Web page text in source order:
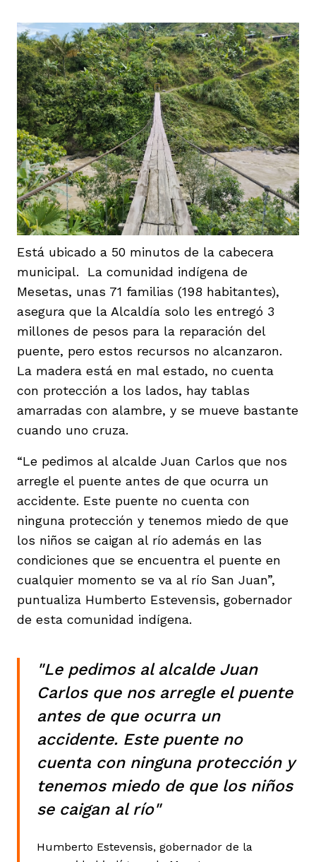
Está ubicado a 50 minutos de la cabecera
municipal. La comunidad indígena de
Mesetas, unas 71 familias (198 habitantes),
asegura que la Alcaldía solo les entregó 3
millones de pesos para la reparación del
puente, pero estos recursos no alcanzaron.
La madera está en mal estado, no cuenta
con protección a los lados, hay tablas
amarradas con alambre, y se mueve bastante
cuando uno cruza.
“Le pedimos al alcalde Juan Carlos que nos
arregle el puente antes de que ocurra un
accidente. Este puente no cuenta con
ninguna protección y tenemos miedo de que
los niños se caigan al río además en las
condiciones que se encuentra el puente en
cualquier momento se va al río San Juan”,
puntualiza Humberto Estevensis, gobernador
de esta comunidad indígena.
"Le pedimos al alcalde Juan
Carlos que nos arregle el puente
antes de que ocurra un
accidente. Este puente no
cuenta con ninguna protección y
tenemos miedo de que los niños
se caigan al río"
Humberto Estevensis, gobernador de la